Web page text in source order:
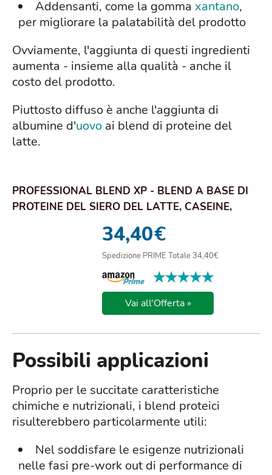
Addensanti, come la gomma xantano,
per migliorare la palatabilità del prodotto
Ovviamente, l'aggiunta di questi ingredienti
aumenta - insieme alla qualità - anche il
costo del prodotto.
Piuttosto diffuso è anche l'aggiunta di
albumine d'uovo ai blend di proteine del
latte.
PROFESSIONAL BLEND XP - BLEND A BASE DI
PROTEINE DEL SIERO DEL LATTE, CASEINE,
34,40€
Spedizione PRIME Totale 34,40€
★★★★★
★★★★★
Vai all'Offerta »
Possibili applicazioni
Proprio per le succitate caratteristiche
chimiche e nutrizionali, i blend proteici
risulterebbero particolarmente utili:
Nel soddisfare le esigenze nutrizionali
nelle fasi pre-work out di performance di